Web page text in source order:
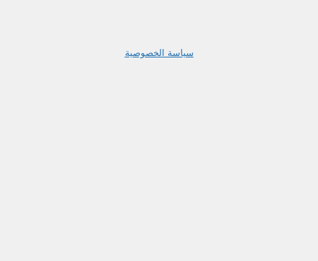
سياسة الخصوصية